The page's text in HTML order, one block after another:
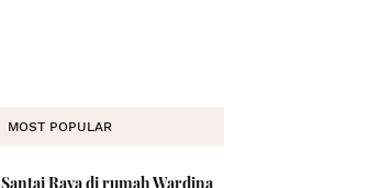
MOST POPULAR
Santai Raya di rumah Wardina